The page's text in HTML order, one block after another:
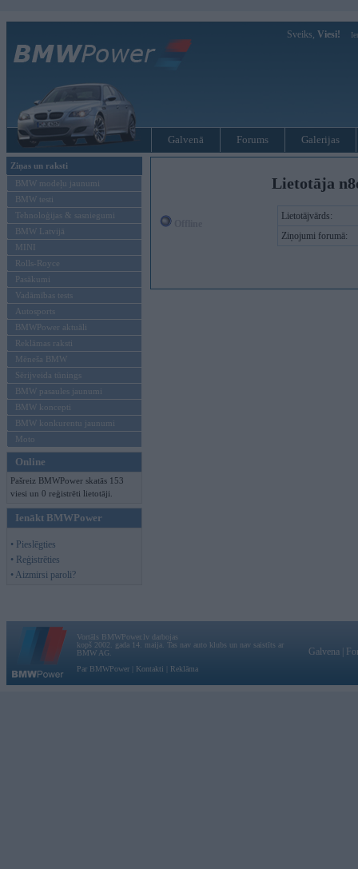
Sveiks, Viesi!
Galvenā Forums Galerijas
Ziņas un raksti
BMW modeļu jaunumi
BMW testi
Tehnoloģijas & sasniegumi
BMW Latvijā
MINI
Rolls-Royce
Pasākumi
Vadāmības tests
Autosports
BMWPower aktuāli
Reklāmas raksti
Mēneša BMW
Sērijveida tūnings
BMW pasaules jaunumi
BMW koncepti
BMW konkurentu jaunumi
Moto
Online
Pašreiz BMWPower skatās 153
viesi un 0 reģistrēti lietotāji.
Ienākt BMWPower
• Pieslēgties
• Reģistrēties
• Aizmirsi paroli?
Lietotāja
Lietotājvārds:
Ziņojumi forumā:
Vortāls BMWPower.lv darbojas
kopš 2002. gada 14. maija. Tas nav auto klubs un nav saistīts ar
BMW AG.
Par BMWPower
Kontakti Reklāma
Galvena